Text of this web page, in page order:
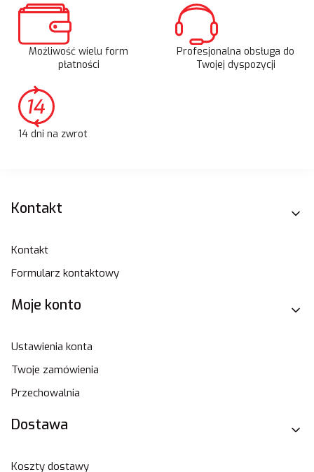
Możliwość wielu form
płatności
Profesjonalna obsługa do
Twojej dyspozycji
14 dni na zwrot
Linki w stopce
Kontakt
Kontakt
Formularz kontaktowy
Moje konto
Ustawienia konta
Twoje zamówienia
Przechowalnia
Dostawa
Koszty dostawy